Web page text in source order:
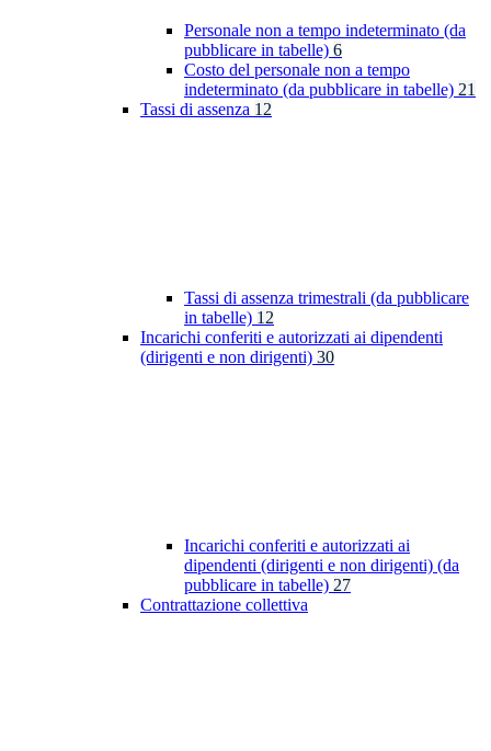
Personale non a tempo indeterminato (da
pubblicare in tabelle) 6
Costo del personale non a tempo
indeterminato (da pubblicare in tabelle) 21
Tassi di assenza 12
Tassi di assenza trimestrali (da pubblicare
in tabelle) 12
Incarichi conferiti e autorizzati ai dipendenti
(dirigenti e non dirigenti) 30
Incarichi conferiti e autorizzati ai
dipendenti (dirigenti e non dirigenti) (da
pubblicare in tabelle) 27
Contrattazione collettiva